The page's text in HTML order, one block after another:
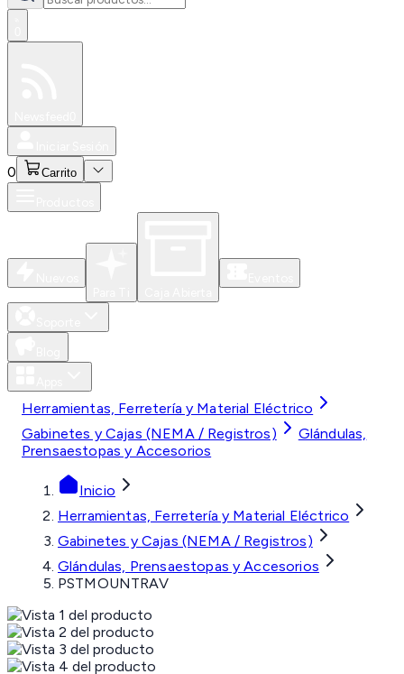
0 Carrito
Herramientas, Ferretería y Material Eléctrico
Gabinetes y Cajas (NEMA / Registros)
Glándulas,
Prensaestopas y Accesorios
Inicio
Herramientas, Ferretería y Material Eléctrico
Gabinetes y Cajas (NEMA / Registros)
Glándulas, Prensaestopas y Accesorios
PSTMOUNTRAV